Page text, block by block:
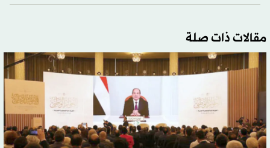
مقالات ذات صلة